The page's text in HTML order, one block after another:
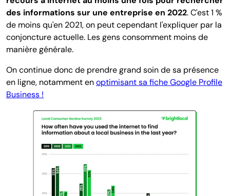
des informations sur une entreprise en 2022. C'est 1 %
de moins qu'en 2021, on peut cependant l'expliquer par la
conjoncture actuelle. Les gens consomment moins de
manière générale.
On continue donc de prendre grand soin de sa présence
en ligne, notamment enoptimisant sa fiche Google Profile
Business !